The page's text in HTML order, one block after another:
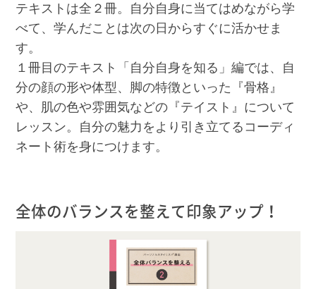
テキストは全２冊。自分自身に当てはめながら学
べて、学んだことは次の日からすぐに活かせま
す。
１冊目のテキスト「自分自身を知る」編では、自
分の顔の形や体型、脚の特徴といった『骨格』
や、肌の色や雰囲気などの『テイスト』について
レッスン。自分の魅力をより引き立てるコーディ
ネート術を身につけます。
全体のバランスを整えて印象アップ！